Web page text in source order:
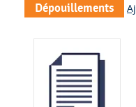
Dépouillements